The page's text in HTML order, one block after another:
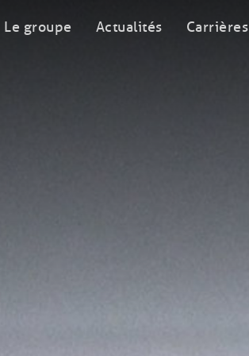
Le groupe Actualités Carrières